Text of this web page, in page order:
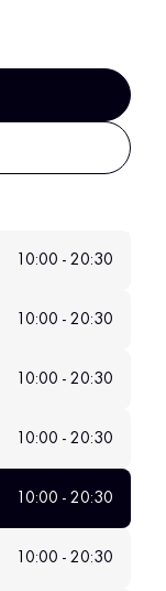
10:00 - 20:30
10:00 - 20:30
10:00 - 20:30
10:00 - 20:30
10:00 - 20:30
10:00 - 20:30